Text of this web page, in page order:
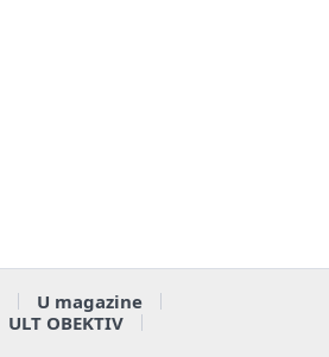
U magazine
ULT OBEKTIV